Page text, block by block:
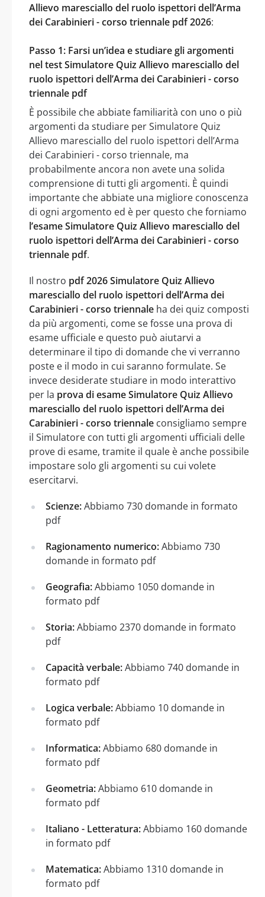
Allievo maresciallo del ruolo ispettori dell’Arma
dei Carabinieri - corso triennale pdf 2026:
Passo 1: Farsi un’idea e studiare gli argomenti
nel test Simulatore Quiz Allievo maresciallo del
ruolo ispettori dell’Arma dei Carabinieri - corso
triennale pdf
È possibile che abbiate familiarità con uno o più
argomenti da studiare per Simulatore Quiz
Allievo maresciallo del ruolo ispettori dell’Arma
dei Carabinieri - corso triennale, ma
probabilmente ancora non avete una solida
comprensione di tutti gli argomenti. È quindi
importante che abbiate una migliore conoscenza
di ogni argomento ed è per questo che forniamo
l’esame Simulatore Quiz Allievo maresciallo del
ruolo ispettori dell’Arma dei Carabinieri - corso
triennale pdf.
Il nostro pdf 2026 Simulatore Quiz Allievo
maresciallo del ruolo ispettori dell’Arma dei
Carabinieri - corso triennale ha dei quiz composti
da più argomenti, come se fosse una prova di
esame ufficiale e questo può aiutarvi a
determinare il tipo di domande che vi verranno
poste e il modo in cui saranno formulate. Se
invece desiderate studiare in modo interattivo
per la prova di esame Simulatore Quiz Allievo
maresciallo del ruolo ispettori dell’Arma dei
Carabinieri - corso triennale consigliamo sempre
il Simulatore con tutti gli argomenti ufficiali delle
prove di esame, tramite il quale è anche possibile
impostare solo gli argomenti su cui volete
esercitarvi.
Scienze:Abbiamo 730 domande in formato
pdf
Ragionamento numerico:Abbiamo 730
domande in formato pdf
Geografia:Abbiamo 1050 domande in
formato pdf
Storia:Abbiamo 2370 domande in formato
pdf
Capacità verbale:Abbiamo 740 domande in
formato pdf
Logica verbale:Abbiamo 10 domande in
formato pdf
Informatica:Abbiamo 680 domande in
formato pdf
Geometria:Abbiamo 610 domande in
formato pdf
Italiano - Letteratura:Abbiamo 160 domande
in formato pdf
Matematica:Abbiamo 1310 domande in
formato pdf